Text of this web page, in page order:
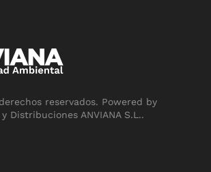
reservados. Powered by
Distribuciones ANVIANA S.L..